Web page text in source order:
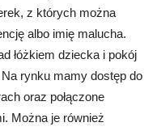
z których można
albo imię malucha.
łóżkiem dziecka i pokój
Na rynku mamy dostęp do
oraz połączone
Można je również